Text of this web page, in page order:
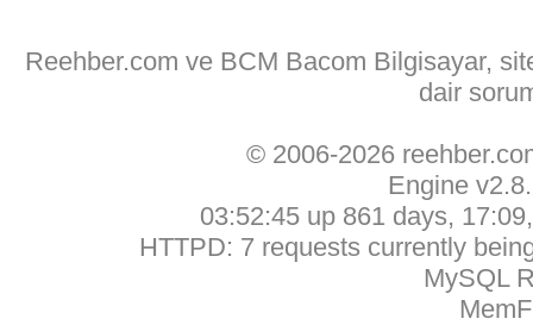
Reehber.com ve BCM Bacom Bilgisayar,
dair
© 2006-2026
Engine
03:52:45 up 861 days,
HTTPD: 7 requests currently
MySQL